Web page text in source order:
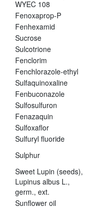
WYEC 108
Fenoxaprop-P
Fenhexamid
Sucrose
Sulcotrione
Fenclorim
Fenchlorazole-ethyl
Sulfaquinoxaline
Fenbuconazole
Sulfosulfuron
Fenazaquin
Sulfoxaflor
Sulfuryl fluoride
Sulphur
Sweet Lupin (seeds),
Lupinus albus L.,
germ., ext.
Sunflower oil